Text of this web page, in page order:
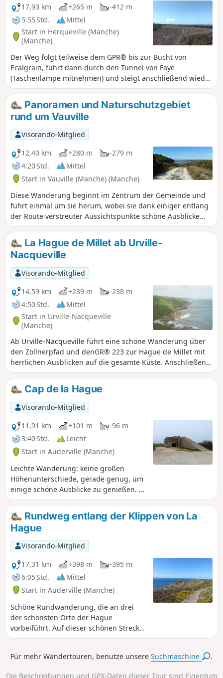
17,93 km
+265 m
-412 m
5:55 Std.
Mittel
Start in Herqueville (Manche)
(Manche)
Der Weg folgt teilweise dem GPR® bis zur Bucht von
Ecalgrain, führt dann durch den Tunnel von Faye
(Taschenlampe mitnehmen) und steigt anschließend wieder
auf den GR® ab. Diese Variante ermöglicht es, die
Überreste dieses Bauwerks aus dem Zweiten Weltkrieg zu
sehen und bietet einen schönen Ausblick auf Goury und
seine abgelegene Lage.
Panoramen und Naturschutzgebiet
rund um Vauville
Visorando-Mitglied
12,40 km
+280 m
-279 m
4:20 Std.
Mittel
Start in Vauville (Manche) (Manche)
Diese Wanderung beginnt im Zentrum der Gemeinde und
führt einmal um sie herum, wobei sie dank einiger entlang
der Route verstreuter Aussichtspunkte schöne Ausblicke
bietet.
La Hague de Millet ab Urville-
Nacqueville
Visorando-Mitglied
14,59 km
+239 m
-238 m
4:50 Std.
Mittel
Start in Urville-Nacqueville
(Manche)
Ab Urville-Nacqueville führt eine schöne Wanderung über
den Zöllnerpfad und denGR® 223 zur Hague de Millet mit
herrlichen Ausblicken auf die gesamte Küste. Anschließend
geht es weiter durch die kleinen, für die Region typischen
Dörfer.Cap de la Hague
Visorando-Mitglied
11,91 km
+101 m
-96 m
3:40 Std.
Leicht
Start in Auderville (Manche)
Leichte Wanderung: keine großen
Höhenunterschiede, gerade genug, um
einige schöne Ausblicke zu genießen. ⚠️
10.07.2026: Die Wanderroute wurde
geändert, um den Kiesstreifen zwischen
dem Bunker von Goury und dem „Croix
du Vendémiaire“ zu umgehen, da es
sich um ein sensibles Gebiet handelt,
von dem von April bis Juli dringend
abgeraten wird.
Rundweg entlang der Klippen von La
Hague
Visorando-Mitglied
17,31 km
+398 m
-395 m
6:05 Std.
Mittel
Start in Auderville (Manche)
Schöne Rundwanderung, die an drei
der schönsten Orte der Hague
vorbeiführt. Auf dieser schönen Strecke
kann man von Goury und seinem
mit seinen Steinmauern, die herrliche,
Für mehr Wandertouren, benutze unsereSuchmaschine .
Die Beschreibungen und GPX-Daten dieser Tour sind Eigentum